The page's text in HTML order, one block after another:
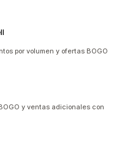
por volumen y ofertas BOGO
y ventas adicionales con